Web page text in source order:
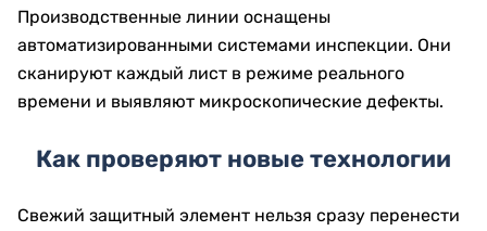
Производственные линии оснащены
автоматизированными системами инспекции. Они
сканируют каждый лист в режиме реального
времени и выявляют микроскопические дефекты.
Как проверяют новые технологии
Свежий защитный элемент нельзя сразу перенести